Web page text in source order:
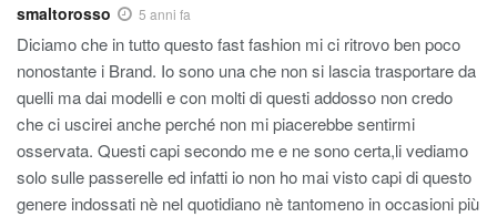
smaltorosso 5 anni fa
Diciamo che in tutto questo fast fashion mi ci ritrovo ben poco
nonostante i Brand. Io sono una che non si lascia trasportare da
quelli ma dai modelli e con molti di questi addosso non credo
che ci uscirei anche perché non mi piacerebbe sentirmi
osservata. Questi capi secondo me e ne sono certa,li vediamo
solo sulle passerelle ed infatti io non ho mai visto capi di questo
genere indossati nè nel quotidiano nè tantomeno in occasioni più